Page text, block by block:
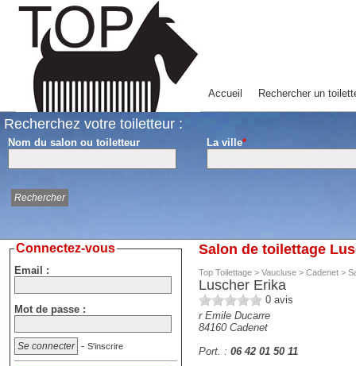
Accueil Rechercher un
Recherchez votre toiletteur :
Nom du salon ou toiletteur La ville*
Salon de toilettage
Top Toilettage > Vaucluse > Cadenet >
Luscher Erika
0 avis
r Emile Ducarre
84160 Cadenet
Port. : 06 42 01 50 11
Connectez-vous
Email :
Mot de passe :
- S'inscrire